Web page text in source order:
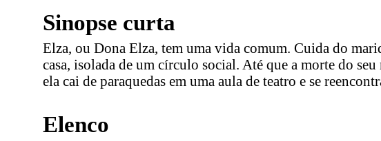
Sinopse curta
Elza, ou Dona Elza, tem uma vida comum. Cuida do
casa, isolada de um círculo social. Até que a morte do
ela cai de paraquedas em uma aula de teatro e se
Elenco